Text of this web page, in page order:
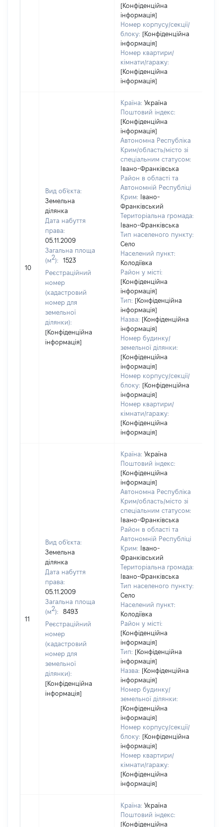
[Конфіденційна
інформація]
Номер корпусу/секції/
блоку: [Конфіденційна
інформація]
Номер квартири/
кімнати/гаражу:
[Конфіденційна
інформація]
10
Вид об'єкта:
Земельна
ділянка
Дата набуття
права:
05.11.2009
Загальна площа
(м2):
1523
Реєстраційний
номер
(кадастровий
номер для
земельної
ділянки):
[Конфіденційна
інформація]
Країна: Україна
Поштовий індекс:
[Конфіденційна
інформація]
Автономна Республіка
Крим/область/місто зі
спеціальним статусом:
Івано-Франківська
Район в області та
Автономній Республіці
Крим:
Івано-
Франківський
Територіальна громада:
Івано-Франківська
Тип населеного пункту:
Село
Населений пункт:
Колодіївка
Район у місті:
[Конфіденційна
інформація]
Тип: [Конфіденційна
інформація]
Назва: [Конфіденційна
інформація]
Номер будинку/
земельної ділянки:
[Конфіденційна
інформація]
Номер корпусу/секції/
блоку: [Конфіденційна
інформація]
Номер квартири/
кімнати/гаражу:
[Конфіденційна
інформація]
11
Вид об'єкта:
Земельна
ділянка
Дата набуття
права:
05.11.2009
Загальна площа
(м2):
8493
Реєстраційний
номер
(кадастровий
номер для
земельної
ділянки):
[Конфіденційна
інформація]
Країна: Україна
Поштовий індекс:
[Конфіденційна
інформація]
Автономна Республіка
Крим/область/місто зі
спеціальним статусом:
Івано-Франківська
Район в області та
Автономній Республіці
Крим:
Івано-
Франківський
Територіальна громада:
Івано-Франківська
Тип населеного пункту:
Село
Населений пункт:
Колодіївка
Район у місті:
[Конфіденційна
інформація]
Тип: [Конфіденційна
інформація]
Назва: [Конфіденційна
інформація]
Номер будинку/
земельної ділянки:
[Конфіденційна
інформація]
Номер корпусу/секції/
блоку: [Конфіденційна
інформація]
Номер квартири/
кімнати/гаражу:
[Конфіденційна
інформація]
Країна: Україна
Поштовий індекс:
[Конфіденційна